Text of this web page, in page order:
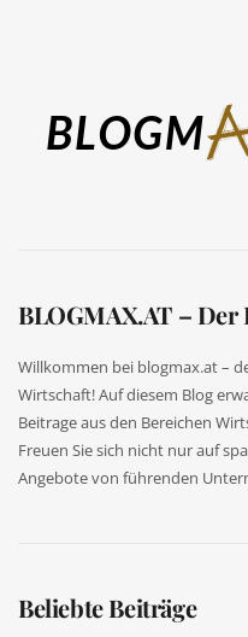
BLOGMAX.AT – Der
Willkommen bei blogmax.at –
Wirtschaft! Auf diesem Blog
Beitrage aus den Bereichen
Freuen Sie sich nicht nur auf
Angebote von führenden
Beliebte Beiträge